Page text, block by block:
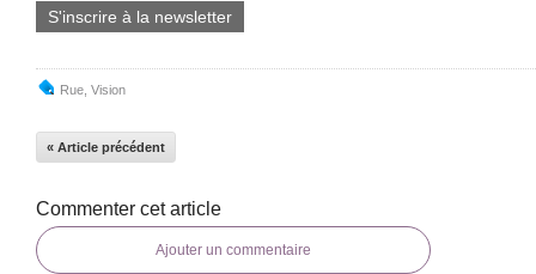
S'inscrire à la newsletter
Rue Vision
« Article précédent
Commenter cet article
Ajouter un commentaire